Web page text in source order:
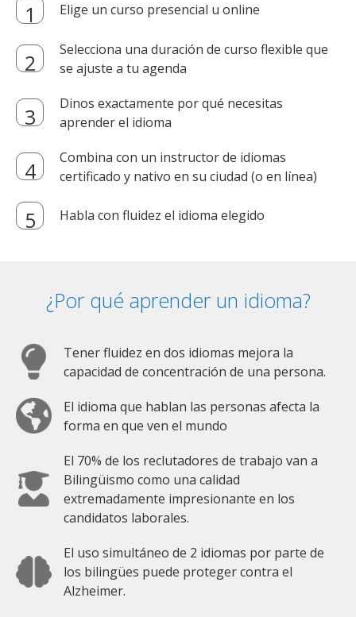
Elige un curso presencial u online
Selecciona una duración de curso flexible que
se ajuste a tu agenda
Dinos exactamente por qué necesitas
aprender el idioma
Combina con un instructor de idiomas
certificado y nativo en su ciudad (o en línea)
Habla con fluidez el idioma elegido
¿Por qué aprender un idioma?
Tener fluidez en dos idiomas mejora la
capacidad de concentración de una persona.
El idioma que hablan las personas afecta la
forma en que ven el mundo
El 70% de los reclutadores de trabajo van a
Bilingüismo como una calidad
extremadamente impresionante en los
candidatos laborales.
El uso simultáneo de 2 idiomas por parte de
los bilingües puede proteger contra el
Alzheimer.